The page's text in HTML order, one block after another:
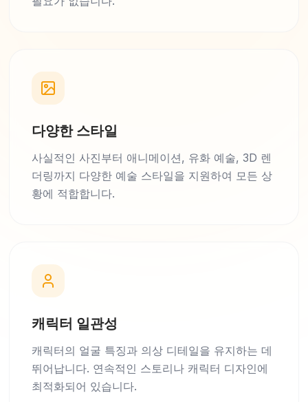
다양한 스타일
사실적인 사진부터 애니메이션, 유화 예술, 3D 렌
더링까지 다양한 예술 스타일을 지원하여 모든 상
황에 적합합니다.
캐릭터 일관성
캐릭터의 얼굴 특징과 의상 디테일을 유지하는 데
뛰어납니다. 연속적인 스토리나 캐릭터 디자인에
최적화되어 있습니다.